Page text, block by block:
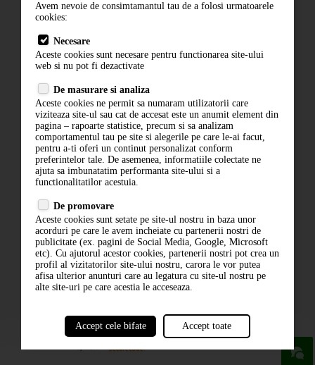
Cum comand
Livrare
Contact
Politica de confidentialitate
ANPC
ABONARE LA NEWSLETTER
ABONARE
Avem nevoie de consimtamantul tau de a folosi urmatoarele
cookies:
Necesare
Aceste cookies sunt necesare pentru functionarea site-ului
web si nu pot fi dezactivate
De masurare si analiza
Aceste cookies ne permit sa numaram utilizatorii care
viziteaza site-ul sau cat de accesat este un anumit element din
pagina – rapoarte statistice, precum si sa analizam
comportamentul tau pe site si alegerile pe care le-ai facut,
pentru a-ti oferi un continut personalizat conform
preferintelor tale. De asemenea, informatiile colectate ne
ajuta sa imbunatatim performanta site-ului si a
functionalitatilor acestuia.
De promovare
Aceste cookies sunt setate pe site-ul nostru in baza unor
acorduri pe care le avem incheiate cu partenerii nostri de
publicitate (ex. pagini de Social Media, Google, Microsoft
etc). Cu ajutorul acestor cookies, partenerii nostri pot crea un
profil al vizitatorilor site-ului nostru, carora le vor putea
afisa ulterior anunturi care au legatura cu site-ul nostru pe
alte site-uri pe care acestia le acceseaza.
Accept cele bifate Accept toate